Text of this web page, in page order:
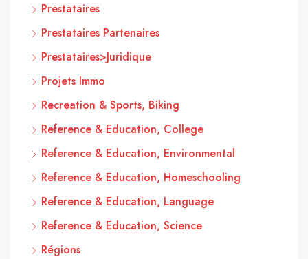
Prestataires
Prestataires Partenaires
Prestataires>Juridique
Projets Immo
Recreation & Sports, Biking
Reference & Education, College
Reference & Education, Environmental
Reference & Education, Homeschooling
Reference & Education, Language
Reference & Education, Science
Régions